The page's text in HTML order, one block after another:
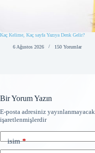
Kaç Kelime, Kaç sayfa Yazıya Denk Gelir?
6 Ağustos 2026 150 Yorumlar
Bir Yorum Yazın
E-posta adresiniz yayınlanmayacak.
işaretlenmişlerdir
isim*